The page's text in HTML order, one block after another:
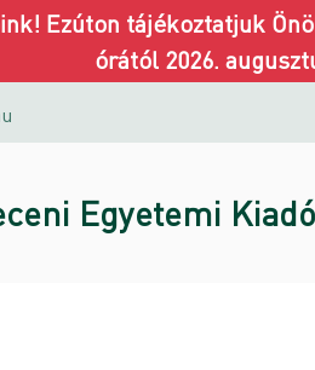
Ezúton tájékoztatjuk
órától 2026.
Egyetemi Kiadó